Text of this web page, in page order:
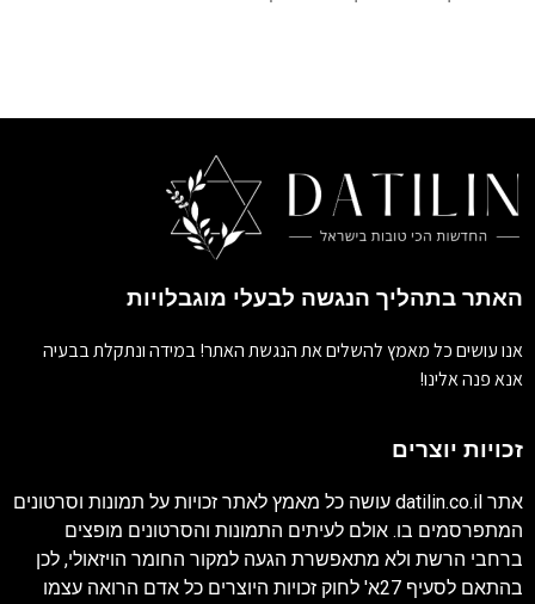
האתר בתהליך הנגשה לבעלי מוגבלויות
אנו עושים כל מאמץ להשלים את הנגשת האתר! במידה ונתקלת בבעיה
אנא פנה אלינו!
זכויות יוצרים
אתר datilin.co.il עושה כל מאמץ לאתר זכויות על תמונות וסרטונים
המתפרסמים בו. אולם לעיתים התמונות והסרטונים מופצים
ברחבי הרשת ולא מתאפשרת הגעה למקור החומר הויזאולי, לכן
בהתאם לסעיף 27א' לחוק זכויות היוצרים כל אדם הרואה עצמו